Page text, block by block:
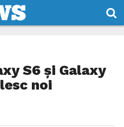
S6 și Galaxy
noi